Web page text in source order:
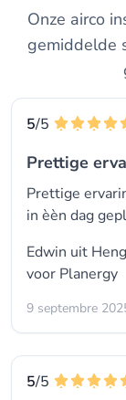
Onze airco
gemiddelde
5/5
Prettige
Prettige
in èèn dag
Edwin uit
voor Planergy
9 septembre
5/5